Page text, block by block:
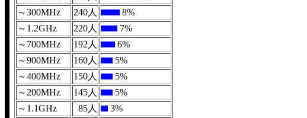
～300MHz
240人
8%
～1.2GHz
220人
7%
～700MHz
192人
6%
～900MHz
160人
5%
～400MHz
150人
5%
～200MHz
145人
5%
～1.1GHz
85人
3%